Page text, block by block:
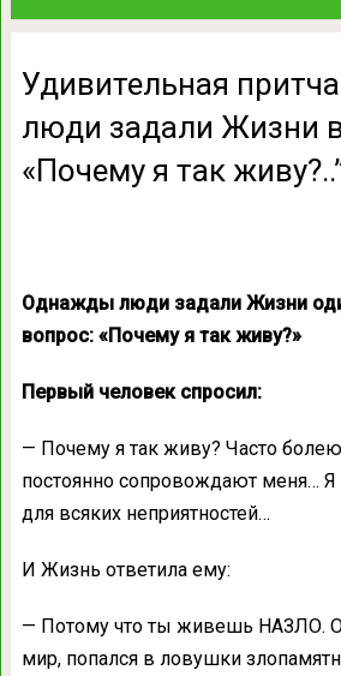
Удивительная
люди задали Жизни
«Почему я так
Однажды люди задали Жизни
вопрос: «Почему я так живу?»
Первый человек спросил:
— Почему я так живу? Часто
постоянно сопровождают меня… Я
для всяких неприятностей…
И Жизнь ответила ему:
— Потому что ты живешь НАЗЛО.
мир, попался в ловушки